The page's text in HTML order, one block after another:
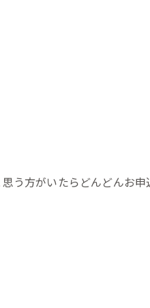
う方がいたらどんどんお申